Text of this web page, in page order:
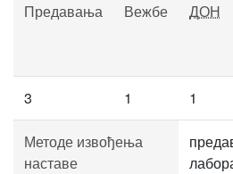
Предавања Вежбе ДОН
3 1 1
Методе извођења
наставе